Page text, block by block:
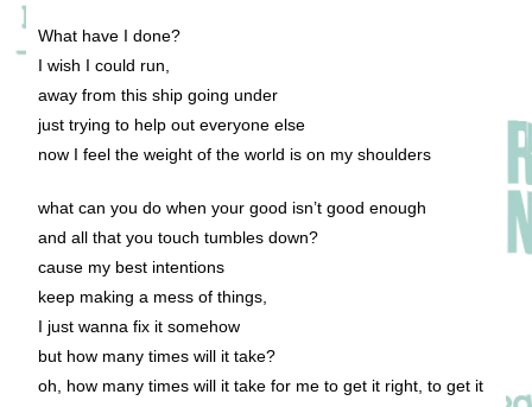
What have I done?
I wish I could run,
away from this ship going under
just trying to help out everyone else
now I feel the weight of the world is on my shoulders
what can you do when your good isn’t good enough
and all that you touch tumbles down?
cause my best intentions
keep making a mess of things,
I just wanna fix it somehow
but how many times will it take?
oh, how many times will it take for me to get it right, to get it